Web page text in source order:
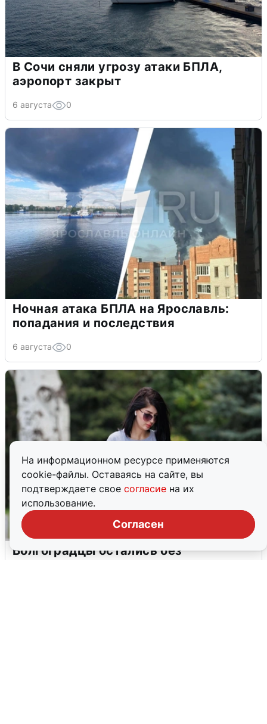
На информационном ресурсе применяются
cookie-файлы. Оставаясь на сайте, вы
подтверждаете свое согласие на их
использование.
Согласен
В Сочи сняли угрозу атаки БПЛА,
аэропорт закрыт
6 августа 0
Ночная атака БПЛА на Ярославль:
попадания и последствия
6 августа 0
Волгоградцы остались без